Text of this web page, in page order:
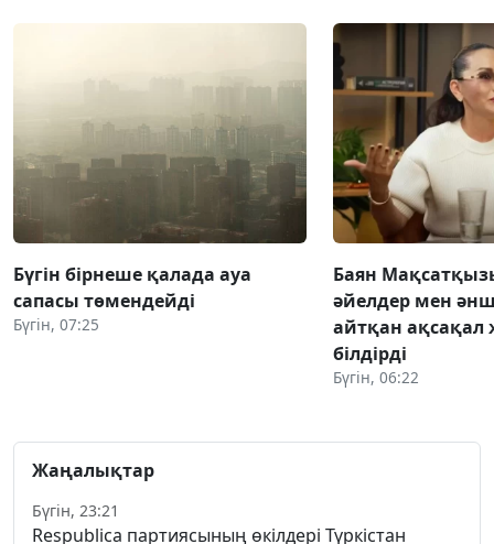
Бүгін бірнеше қалада ауа
сапасы төмендейді
Бүгін, 07:25
Баян
әйелдер мен
айтқан ақсақал
білдірді
Бүгін, 06:22
Жаңалықтар
Бүгін, 23:21
Respublica партиясының өкілдері Түркістан